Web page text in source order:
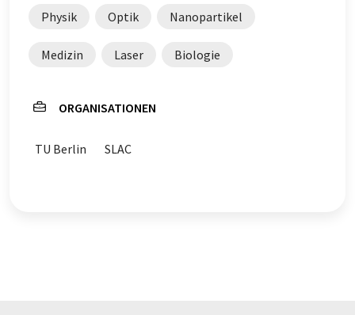
Physik Optik Nanopartikel
Medizin Laser Biologie
ORGANISATIONEN
TU Berlin SLAC